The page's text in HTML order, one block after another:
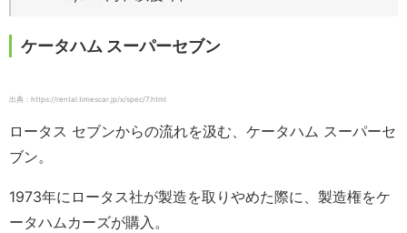
ケータハム スーパーセブン
出典：https://rental.timescar.jp/x/spec/7.html
ロータス セブンからの流れを汲む、ケータハム スーパーセ
ブン。
1973年にロータス社が製造を取りやめた際に、製造権をケ
ータハムカーズが購入。